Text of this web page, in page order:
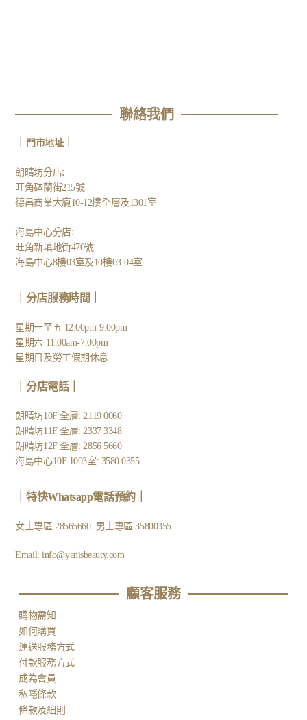
聯絡我們
門市地址｜
朗晴坊分店:
旺角砵蘭街215號
德昌商業大廈10-12樓全層及1301室
海島中心分店:
旺角新填地街470號
海島中心8樓03室及10樓03-04室
｜分店服務時間｜
星期一至五 12:00pm-9:00pm
星期六 11:00am-7:00pm
星期日及勞工假期休息
分店電話｜
朗晴坊10F 全層: 2119 0060
朗晴坊11F 全層: 2337 3348
朗晴坊12F 全層: 2856 5660
海島中心10F 1003室: 3580 0355
特快Whatsapp電話預約｜
女士專區28565660 男士專區35800355
Email:info@yanisbeauty.com
顧客服務​
購物需知
如何購買
運送服務方式
付款服務方式
成為會員
私隱條款
條款及細則